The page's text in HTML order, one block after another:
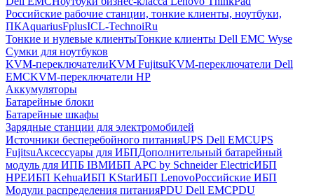
Российские рабочие станции, тонкие клиенты, ноутбуки,
ПКAquariusFplusICL-TechnoiRu
Тонкие и нулевые клиентыТонкие клиенты Dell EMC Wyse
Сумки для ноутбуков
KVM-переключателиKVM FujitsuKVM-переключатели Dell
EMCKVM-переключатели HP
Аккумуляторы
Батарейные блоки
Батарейные шкафы
Зарядные станции для электромобилей
Источники бесперебойного питанияUPS Dell EMCUPS
FujitsuАксессуары для ИБПДополнительный батарейный
модуль для ИПБ IBMИБП APC by Schneider ElectricИБП
HPEИБП KehuaИБП KStarИБП LenovoРоссийские ИБП
Модули распределения питанияPDU Dell EMCPDU